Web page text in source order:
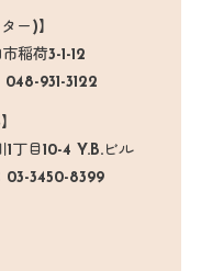
ー)】
稲荷3-1-12
931-3122
丁目10-4 Y.B.ビル
3450-8399